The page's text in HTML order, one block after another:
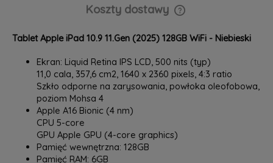
Koszty dostawy
Cena nie zawiera ewentualnych kosztów płatności
Tablet Apple iPad 10.9 11.Gen (2025) 128GB WiFi - Niebieski
Ekran: Liquid Retina IPS LCD, 500 nits (typ)
11,0 cala, 357,6 cm2, 1640 x 2360 pixels, 4:3 ratio
Szkło odporne na zarysowania, powłoka oleofobowa,
poziom Mohsa 4
Apple A16 Bionic (4 nm)
CPU 5-core
GPU Apple GPU (4-core graphics)
Pamięć wewnętrzna: 128GB
Pamięć RAM: 6GB